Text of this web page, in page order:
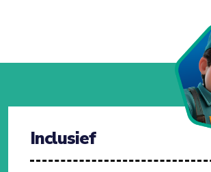
Inclusief